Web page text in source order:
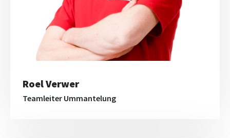
Roel Verwer
Teamleiter Ummantelung